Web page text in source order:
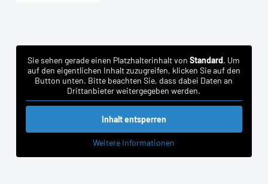
Sie sehen gerade einen Platzhalterinhalt vonStandard. Um
auf den eigentlichen Inhalt zuzugreifen, klicken Sie auf den
Button unten. Bitte beachten Sie, dass dabei Daten an
Drittanbieter weitergegeben werden.
Inhalt entsperren
Weitere Informationen